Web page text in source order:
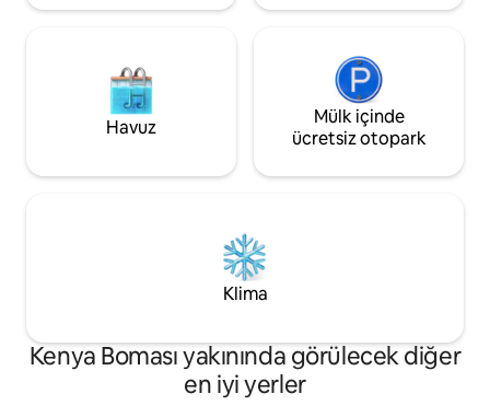
Havuz
Mülk içinde
ücretsiz otopark
Klima
Kenya Boması yakınında görülecek diğer
en iyi yerler